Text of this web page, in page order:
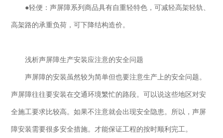
●轻便：声屏障系列商品具有自重轻特色，可减轻高架轻轨、
高架路的承重负荷，可下降结构造价。
浅析声屏障生产安装应注意的安全问题
声屏障的安装虽然较为简单但也要注意生产上的安全问题。
声屏障往往要安装在交通环境繁忙的路段。可以说这些地区对安
全施工要求比较高。如果不注意就会出现安全隐患。所以，声屏
障安装需要很多安全措施。才能保证工程的按时顺利完工。